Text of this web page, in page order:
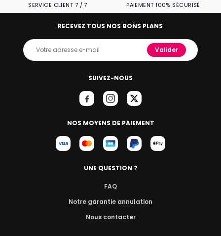
SERVICE CLIENT 7 / 7 PAIEMENT 100% SÉCURISÉ
SUIVEZ-NOUS
NOS MOYENS DE PAIEMENT
RECEVEZ TOUS NOS BONS PLANS
Valider
UNE QUESTION ?
FAQ
Notre garantie annulation
Nous contacter